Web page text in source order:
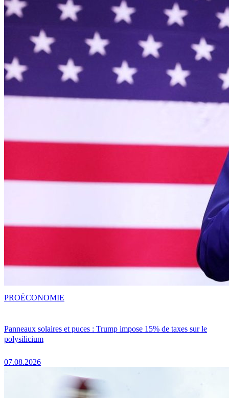
Panneaux solaires et puces : Trump impose 15% de taxes sur le
polysilicium
07.08.2026
PROÉCONOMIE